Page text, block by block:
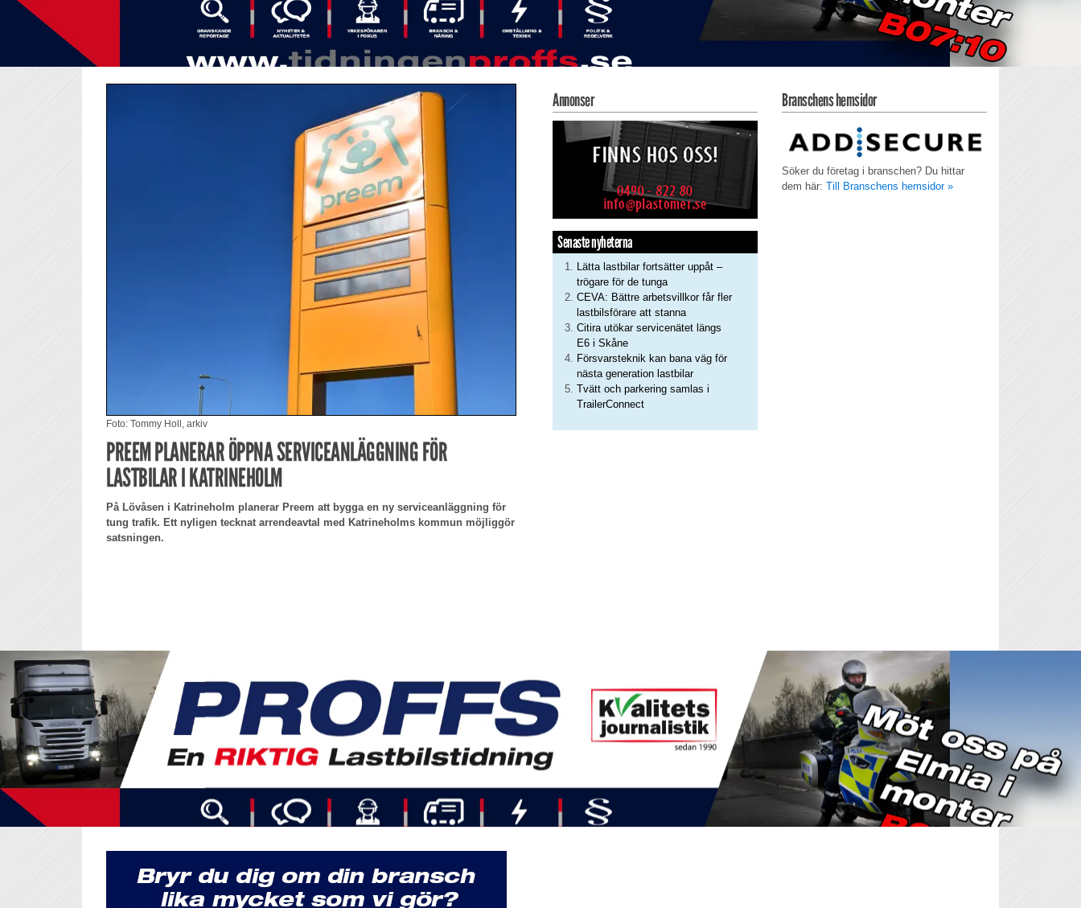
Foto: Tommy Holl, arkiv
PREEM PLANERAR ÖPPNA SERVICEANLÄGGNING FÖR
LASTBILAR I KATRINEHOLM
På Lövåsen i Katrineholm planerar Preem att bygga en ny serviceanläggning för
tung trafik. Ett nyligen tecknat arrendeavtal med Katrineholms kommun möjliggör
satsningen.
Annonser
Senaste nyheterna
Lätta lastbilar fortsätter uppåt –
trögare för de tunga
CEVA: Bättre arbetsvillkor får fler
lastbilsförare att stanna
Citira utökar servicenätet längs
E6 i Skåne
Försvarsteknik kan bana väg för
nästa generation lastbilar
Tvätt och parkering samlas i
TrailerConnect
Branschens hemsidor
Söker du företag i branschen? Du hittar
dem här: Till Branschens hemsidor »